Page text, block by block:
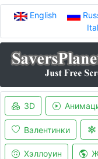
English
3D
Валентинки
Хэллоуин